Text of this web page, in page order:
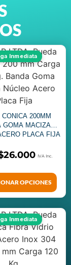
Inmediata
CONICA 200MM
GOMA MACIZA
PLACA FIJA
26.000
OPCIONES
Inmediata